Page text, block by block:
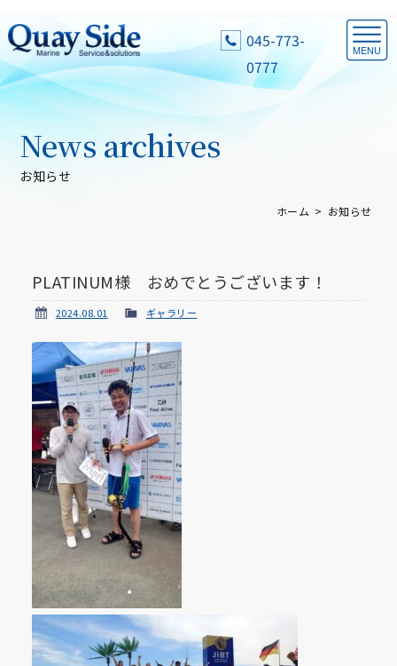
045-773-
0777
お知らせ
News archives
ホーム お知らせ
PLATINUM様 おめでとうございます！
2024.08.01 ギャラリー